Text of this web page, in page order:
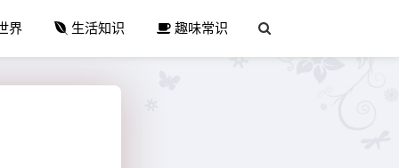
界 生活知识 趣味常识